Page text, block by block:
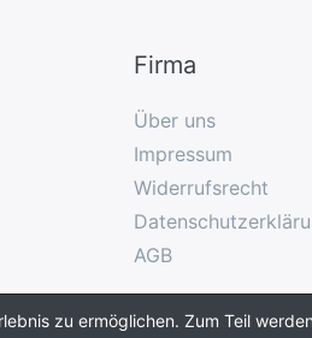
Firma
Über uns
Impressum
Widerrufsrecht
AGB
zu ermöglichen. Zum Teil